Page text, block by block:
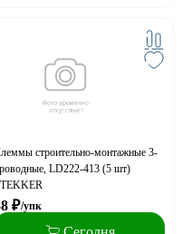
строительно-монтажные 3-
LD222-413 (5 шт)
₽/упк